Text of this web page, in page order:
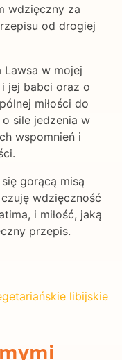
wdzięczny za
od drogiej
w mojej
i jej babci oraz o
miłości do
sile jedzenia w
wspomnień i
gorącą misą
czuję wdzięczność
i miłość, jaką
przepis.
libijskie